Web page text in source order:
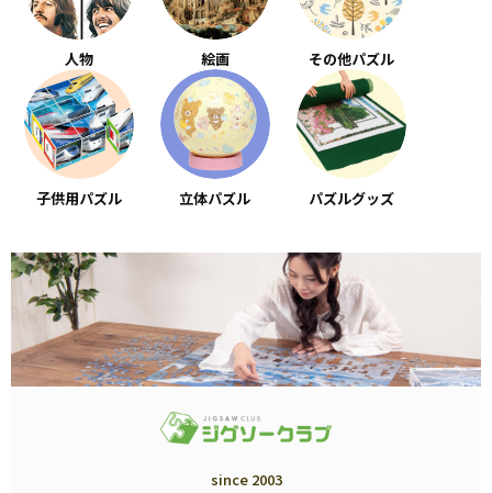
人物 絵画 その他パズル
子供用パズル 立体パズル パズルグッズ
since 2003